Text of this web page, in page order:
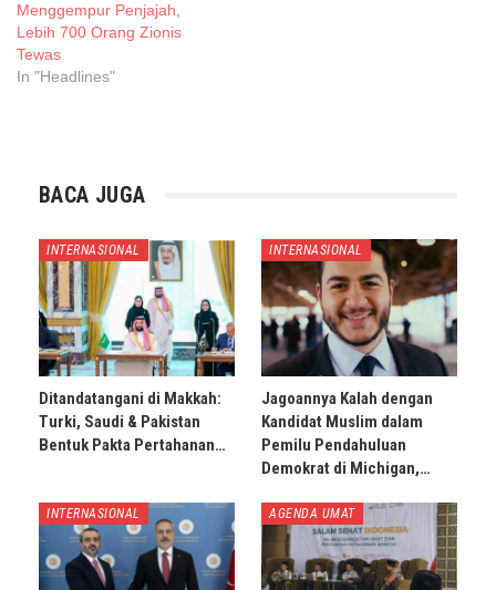
Menggempur Penjajah,
Lebih 700 Orang Zionis
Tewas
In "Headlines"
BACA JUGA
INTERNASIONAL
Ditandatangani di Makkah:
Turki, Saudi & Pakistan
Bentuk Pakta Pertahanan…
INTERNASIONAL
Jagoannya Kalah dengan
Kandidat Muslim dalam
Pemilu Pendahuluan
Demokrat di Michigan,…
INTERNASIONAL AGENDA UMAT